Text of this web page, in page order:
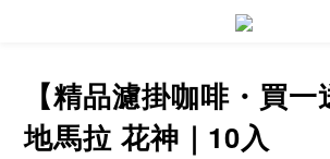
【精品濾掛咖啡・買
地馬拉 花神｜10入